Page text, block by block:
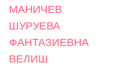
МАНИЧЕВ
ШУРУЕВА
ФАНТАЗИЕВНА
ВЕЛИШ